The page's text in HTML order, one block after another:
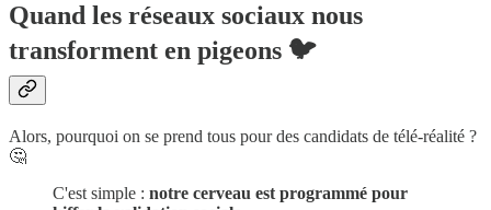
Quand les réseaux sociaux nous
transforment en pigeons 🐦
Alors, pourquoi on se prend tous pour des candidats de télé-réalité ?
🤔
C'est simple : notre cerveau est programmé pour